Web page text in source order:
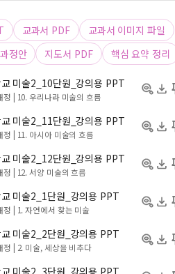
교과서 PDF
교과서 이미지 파일
정안 지도서 PDF 핵심 요약 정리
미술2_10단원_강의용 PPT
정 | 10. 우리나라 미술의 흐름
미술2_11단원_강의용 PPT
정 | 11. 아시아 미술의 흐름
미술2_12단원_강의용 PPT
정 | 12. 서양 미술의 흐름
미술2_1단원_강의용 PPT
정 | 1. 자연에서 찾는 미술
미술2_2단원_강의용 PPT
정 | 2. 미술, 세상을 비추다
미술2_3단원_강의용 PPT